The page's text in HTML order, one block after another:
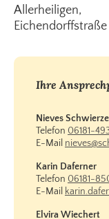
Allerheiligen,
Ihre
Nieves
Telefon 06181-
E-Mail
Karin Daferner
Telefon 06181-
E-Mail
Elvira Wiechert